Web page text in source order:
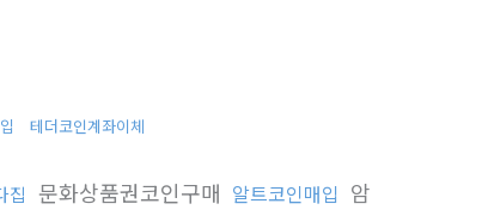
테더코인계좌이체
집 문화상품권코인구매 알트코인매입 암